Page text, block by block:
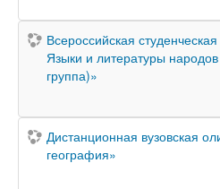
Всероссийская
Языки и литературы
группа)»
Дистанционная вузовская
география»